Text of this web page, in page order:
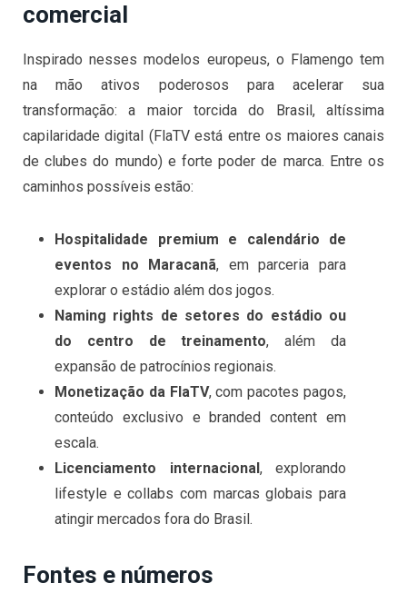
comercial
Inspirado nesses modelos europeus, o Flamengo tem
na mão ativos poderosos para acelerar sua
transformação: a maior torcida do Brasil, altíssima
capilaridade digital (FlaTV está entre os maiores canais
de clubes do mundo) e forte poder de marca. Entre os
caminhos possíveis estão:
Hospitalidade premium e calendário de
eventos no Maracanã, em parceria para
explorar o estádio além dos jogos.
Naming rights de setores do estádio ou
do centro de treinamento, além da
expansão de patrocínios regionais.
Monetização da FlaTV, com pacotes pagos,
conteúdo exclusivo e branded content em
escala.
Licenciamento internacional, explorando
lifestyle e collabs com marcas globais para
atingir mercados fora do Brasil.
Fontes e números